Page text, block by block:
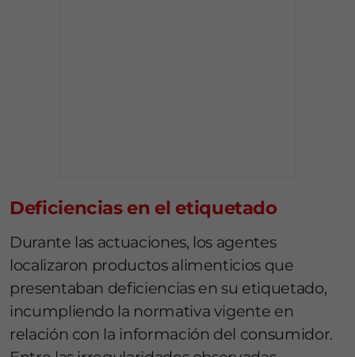
Deficiencias en el etiquetado
Durante las actuaciones, los agentes
localizaron productos alimenticios que
presentaban deficiencias en su etiquetado,
incumpliendo la normativa vigente en
relación con la información del consumidor.